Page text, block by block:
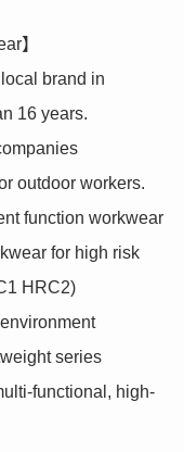
】
brand in
16 years.
outdoor workers.
function workwear
for high risk
HRC2)
series
functional, high-